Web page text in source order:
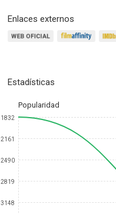
Enlaces externos
Estadísticas
Popularidad
1832
2161
2490
2819
3148